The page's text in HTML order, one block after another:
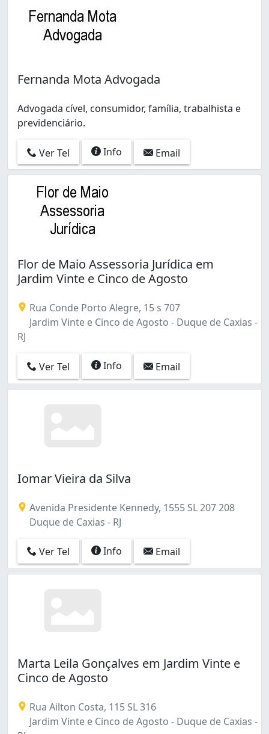
Fernanda Mota Advogada
Advogada cível, consumidor, família, trabalhista e
previdenciário.
Ver Tel Info Email
Flor de Maio Assessoria Jurídica em
Jardim Vinte e Cinco de Agosto
Rua Conde Porto Alegre, 15 s 707
Jardim Vinte e Cinco de Agosto - Duque de Caxias -
RJ
Ver Tel Info Email
Iomar Vieira da Silva
Avenida Presidente Kennedy, 1555 SL 207 208
Duque de Caxias - RJ
Ver Tel Info Email
Marta Leila Gonçalves em Jardim Vinte e
Cinco de Agosto
Rua Ailton Costa, 115 SL 316
Jardim Vinte e Cinco de Agosto - Duque de Caxias -